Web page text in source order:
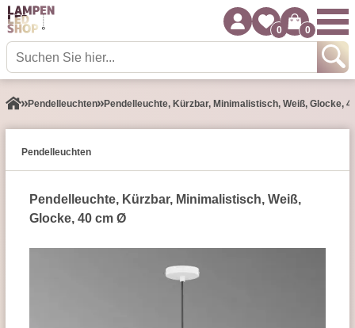
0 0
Pendel­leuchten Pendelleuchte, Kürzbar, Minimalistisch, Weiß, Glocke,
Pendel­leuchten
Pendelleuchte, Kürzbar, Minimalistisch, Weiß,
Glocke, 40 cm Ø